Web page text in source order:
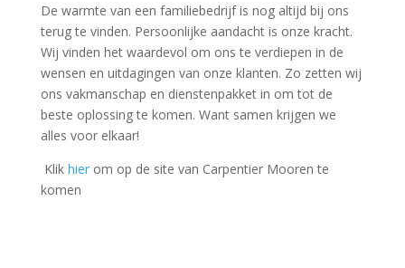
De warmte van een familiebedrijf is nog altijd bij ons
terug te vinden. Persoonlijke aandacht is onze kracht.
Wij vinden het waardevol om ons te verdiepen in de
wensen en uitdagingen van onze klanten. Zo zetten wij
ons vakmanschap en dienstenpakket in om tot de
beste oplossing te komen. Want samen krijgen we
alles voor elkaar!
Klik hierom op de site van Carpentier Mooren te
komen